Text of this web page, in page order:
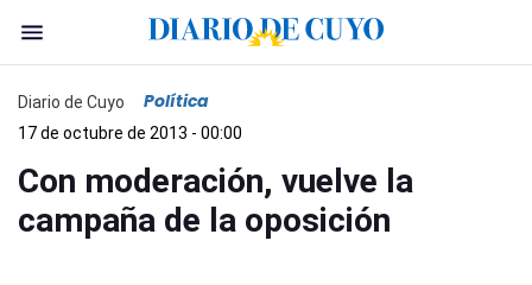
Diario de Cuyo Política
17 de octubre de 2013 - 00:00
Con moderación, vuelve la
campaña de la oposición